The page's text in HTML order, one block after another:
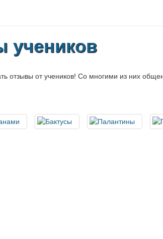
учеников
отзывы от учеников! Со многими из них